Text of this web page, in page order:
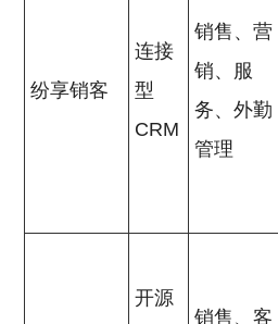
纷享销客
连接
型
CRM
销售、营
销、服
务、外勤
管理
开源
销售、客